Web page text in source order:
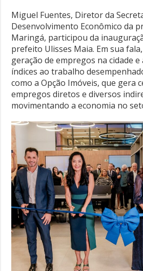
Miguel Fuentes, Diretor da
Desenvolvimento Econômico da
Maringá, participou da
prefeito Ulisses Maia. Em sua
geração de empregos na cidade
índices ao trabalho
como a Opção Imóveis, que gera
empregos diretos e diversos
movimentando a economia no